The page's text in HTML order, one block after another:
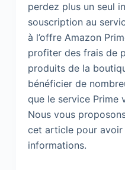
perdez plus un seul
souscription au
à l’offre Amazon
profiter des frais de
produits de la
bénéficier de
que le service Prime
Nous vous
cet article pour avoir
informations.